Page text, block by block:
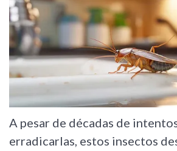
A pesar de décadas de
erradicarlas, estos insectos